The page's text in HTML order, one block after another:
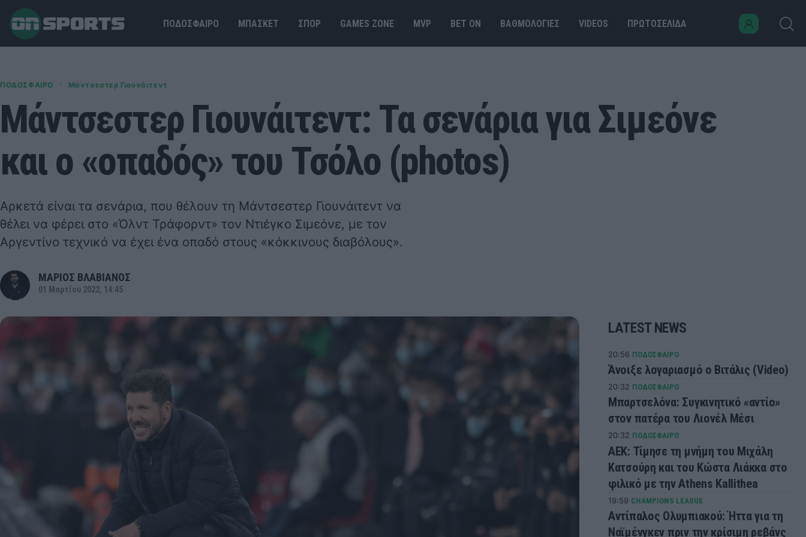
ΠΟΔΟΣΦΑΙΡΟ ΜΠΑΣΚΕΤ ΣΠΟΡ GAMES ΖΟΝΕ MVP BET ΟΝ ΒΑΘΜΟΛΟΓΙΕΣ VIDEOS ΠΡΩΤΟΣΕΛΙΔΑ
ΠΟΔΟΣΦΑΙΡΟ · Μάντσεστερ Γιουνάιτεντ
Μάντσεστερ Γιουνάιτεντ: Τα σενάρια για Σιμεόνε
και ο «οπαδός» του Τσόλο (photos)
Αρκετά είναι τα σενάρια, που θέλουν τη Μάντσεστερ Γιουνάιτεντ να
θέλει να φέρει στο «Όλντ Τράφορντ» τον Ντιέγκο Σιμεόνε, με τον
Αργεντίνο τεχνικό να έχει ένα οπαδό στους «κόκκινους διαβόλους».
ΜΑΡΙΟΣ ΒΛΑΒΙΑΝΟΣ
01 Μαρτίου 2022, 14:45
LATEST NEWS
20:56 ΠΟΔΟΣΦΑΙΡΟ
Άνοιξε λογαριασμό ο Βιτάλις (Video)
20:32 ΠΟΔΟΣΦΑΙΡΟ
Μπαρτσελόνα: Συγκινητικό «αντίο»
στον πατέρα του Λιονέλ Μέσι
20:32 ΠΟΔΟΣΦΑΙΡΟ
ΑΕΚ: Τίμησε τη μνήμη του Μιχάλη
Κατσούρη και του Κώστα Λιάκκα στο
φιλικό με την Athens Kallithea
19:59 CHAMPIONS LEAGUE
Αντίπαλος Ολυμπιακού: Ήττα για τη
Ναϊμένγκεν πριν την κρίσιμη ρεβάνς